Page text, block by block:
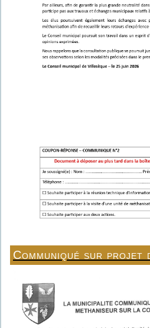
Communiqué sur projet